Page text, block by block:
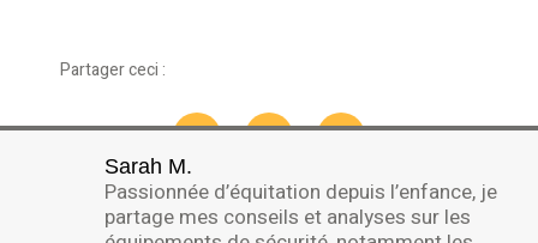
Partager ceci :
Sarah M.
Passionnée d’équitation depuis l’enfance, je
partage mes conseils et analyses sur les